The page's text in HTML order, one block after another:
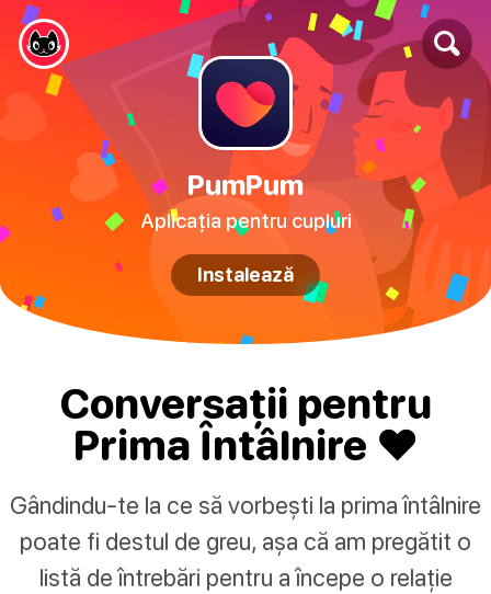
PumPum
Aplicația pentru cupluri
Instalează
Conversații pentru
Prima Întâlnire ❤️
Gândindu-te la ce să vorbești la prima întâlnire
poate fi destul de greu, așa că am pregătit o
listă de întrebări pentru a începe o relație